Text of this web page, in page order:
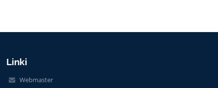
Linki
Webmaster